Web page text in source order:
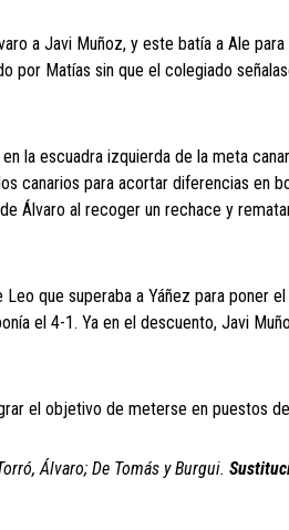
a Javi Muñoz, y este batía a Ale
por Matías sin que el colegiado
la escuadra izquierda de la meta
canarios para acortar diferencias en
Álvaro al recoger un rechace y
que superaba a Yáñez para poner
el 4-1. Ya en el descuento, Javi
el objetivo de meterse en puestos
Álvaro; De Tomás y Burgui.